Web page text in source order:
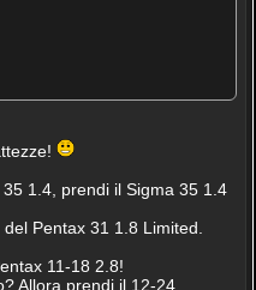
1.4, prendi il Sigma 35 1.4
Pentax 31 1.8 Limited.
11-18 2.8!
Allora prendi il 12-24